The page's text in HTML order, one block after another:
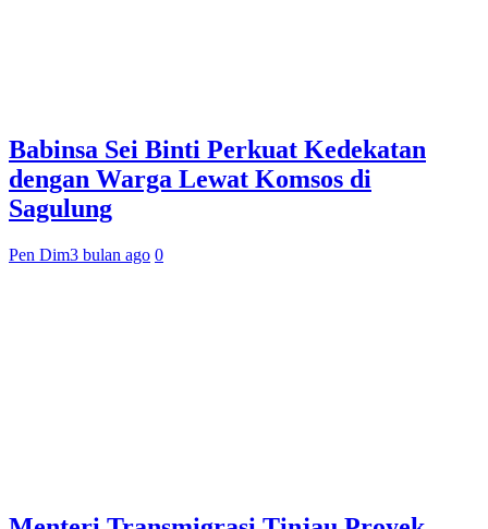
Babinsa Sei Binti Perkuat Kedekatan
dengan Warga Lewat Komsos di
Sagulung
Pen Dim3 bulan ago 0